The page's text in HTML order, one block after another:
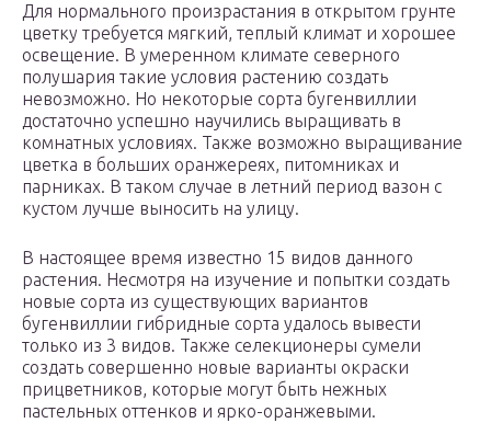
Для нормального произрастания в открытом грунте
цветку требуется мягкий, теплый климат и хорошее
освещение. В умеренном климате северного
полушария такие условия растению создать
невозможно. Но некоторые сорта бугенвиллии
достаточно успешно научились выращивать в
комнатных условиях. Также возможно выращивание
цветка в больших оранжереях, питомниках и
парниках. В таком случае в летний период вазон с
кустом лучше выносить на улицу.
В настоящее время известно 15 видов данного
растения. Несмотря на изучение и попытки создать
новые сорта из существующих вариантов
бугенвиллии гибридные сорта удалось вывести
только из 3 видов. Также селекционеры сумели
создать совершенно новые варианты окраски
прицветников, которые могут быть нежных
пастельных оттенков и ярко-оранжевыми.